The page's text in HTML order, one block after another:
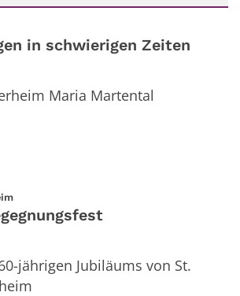
2026
in schwierigen Zeiten
Maria Martental
:
jährigen Jubiläums von St.